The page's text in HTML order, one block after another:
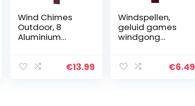
Wind Chimes
Outdoor, 8
Aluminium
Tuin Patio
€13.99
Windspellen,
geluid games
windgong
geluidsbuizen,
€6.49